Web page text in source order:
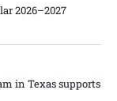
2026–2027
in Texas supports